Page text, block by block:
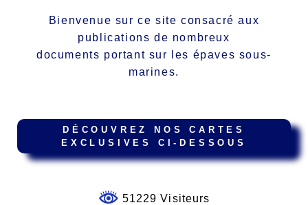
Bienvenue sur ce site consacré aux
publications de nombreux
documents portant sur les épaves sous-
marines.
DÉCOUVREZ NOS CARTES
EXCLUSIVES CI-DESSOUS
51229 Visiteurs